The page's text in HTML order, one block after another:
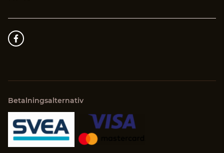
Betalningsalternativ